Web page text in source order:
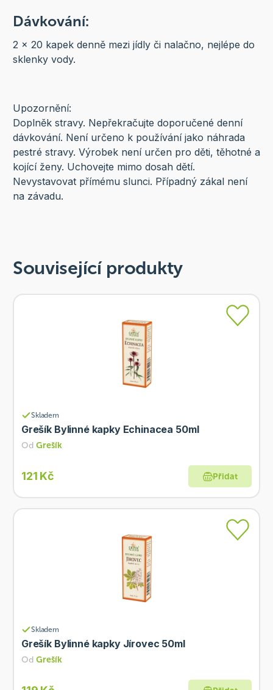
Dávkování:
2 x 20 kapek denně mezi jídly či nalačno, nejlépe do
sklenky vody.
Upozornění:
Doplněk stravy. Nepřekračujte doporučené denní
dávkování. Není určeno k používání jako náhrada
pestré stravy. Výrobek není určen pro děti, těhotné a
kojící ženy. Uchovejte mimo dosah dětí.
Nevystavovat přímému slunci. Případný zákal není
na závadu.
Související produkty
Skladem
Grešík Bylinné kapky Echinacea 50ml
Od Grešík
121 Kč Přidat
Skladem
Grešík Bylinné kapky Jírovec 50ml
Od Grešík